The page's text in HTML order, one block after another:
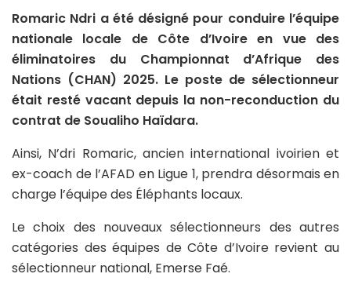
Romaric Ndri a été désigné pour conduire l’équipe
nationale locale de Côte d’Ivoire en vue des
éliminatoires du Championnat d’Afrique des
Nations (CHAN) 2025. Le poste de sélectionneur
était resté vacant depuis la non-reconduction du
contrat de Soualiho Haïdara.
Ainsi, N’dri Romaric, ancien international ivoirien et
ex-coach de l’AFAD en Ligue 1, prendra désormais en
charge l’équipe des Éléphants locaux.
Le choix des nouveaux sélectionneurs des autres
catégories des équipes de Côte d’Ivoire revient au
sélectionneur national, Emerse Faé.